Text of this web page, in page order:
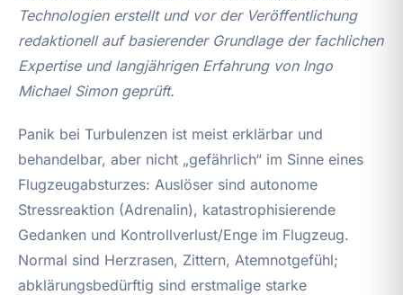
Technologien erstellt und vor der Veröffentlichung
redaktionell auf basierender Grundlage der fachlichen
Expertise und langjährigen Erfahrung von Ingo
Michael Simon geprüft.
Panik bei Turbulenzen ist meist erklärbar und
behandelbar, aber nicht „gefährlich“ im Sinne eines
Flugzeugabsturzes: Auslöser sind autonome
Stressreaktion (Adrenalin), katastrophisierende
Gedanken und Kontrollverlust/Enge im Flugzeug.
Normal sind Herzrasen, Zittern, Atemnotgefühl;
abklärungsbedürftig sind erstmalige starke